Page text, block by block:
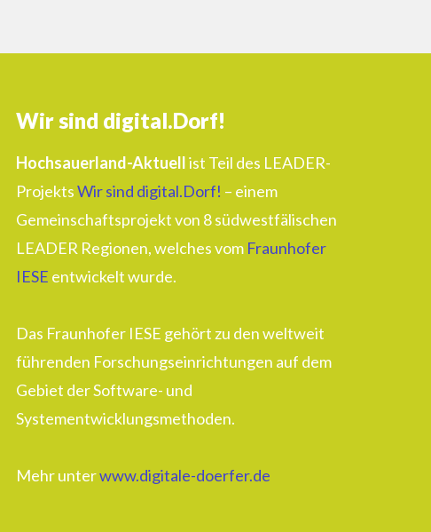
Wir sind digital.Dorf!
Hochsauerland-Aktuellist Teil des LEADER-
ProjektsWir sind digital.Dorf! – einem
Gemeinschaftsprojekt von 8 südwestfälischen
LEADER Regionen, welches vom Fraunhofer
IESE entwickelt wurde.
Das Fraunhofer IESE gehört zu den weltweit
führenden Forschungseinrichtungen auf dem
Gebiet der Software- und
Systementwicklungsmethoden.
Mehr unterwww.digitale-doerfer.de